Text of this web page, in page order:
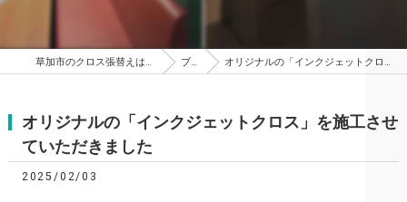
草加市のクロス張替えはライフアート株式会社 ブログ オリジナルの「インクジェットクロス」を施工させていただきました
オリジナルの「インクジェットクロス」を施工させ
ていただきました
2025/02/03